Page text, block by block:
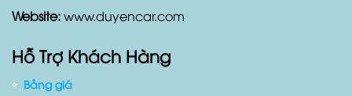
Website:www.duyencar.com
Hỗ Trợ Khách Hàng
Bảng giá